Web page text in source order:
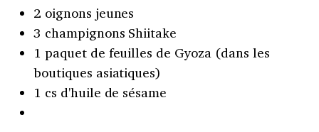
2 oignons jeunes
3 champignons Shiitake
1 paquet de feuilles de Gyoza (dans les
boutiques asiatiques)
1 cs d'huile de sésame